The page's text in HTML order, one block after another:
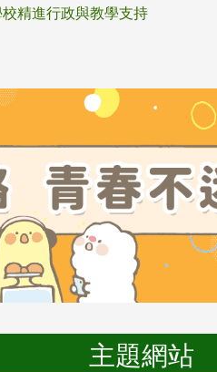
精進行政與教學支持
主題網站